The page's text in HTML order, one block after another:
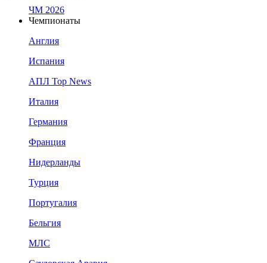
ЧМ 2026
Чемпионаты
Англия
Испания
АПЛ Top News
Италия
Германия
Франция
Нидерланды
Турция
Португалия
Бельгия
МЛС